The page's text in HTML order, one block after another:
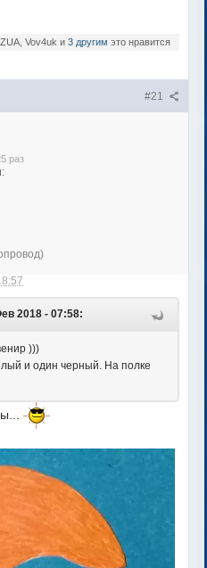
Vov4uk и 3 другим это нравится
#21
раз
2018 - 07:58:
)))
и один черный. На полке